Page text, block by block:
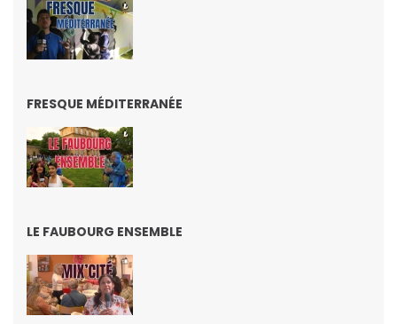
FRESQUE MÉDITERRANÉE
LE FAUBOURG ENSEMBLE